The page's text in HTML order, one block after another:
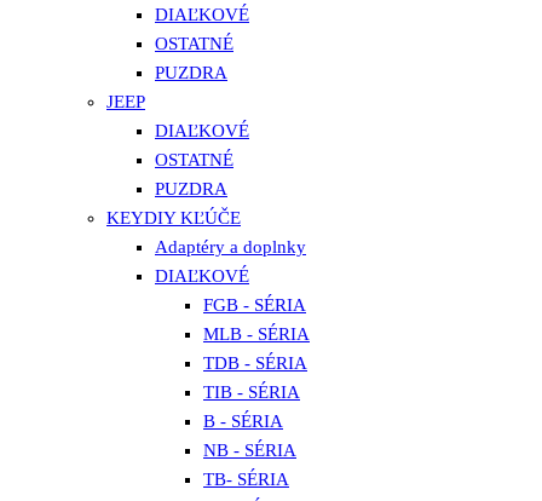
DIAĽKOVÉ
OSTATNÉ
PUZDRA
JEEP
DIAĽKOVÉ
OSTATNÉ
PUZDRA
KEYDIY KĽÚČE
Adaptéry a doplnky
DIAĽKOVÉ
FGB - SÉRIA
MLB - SÉRIA
TDB - SÉRIA
TIB - SÉRIA
B - SÉRIA
NB - SÉRIA
TB- SÉRIA